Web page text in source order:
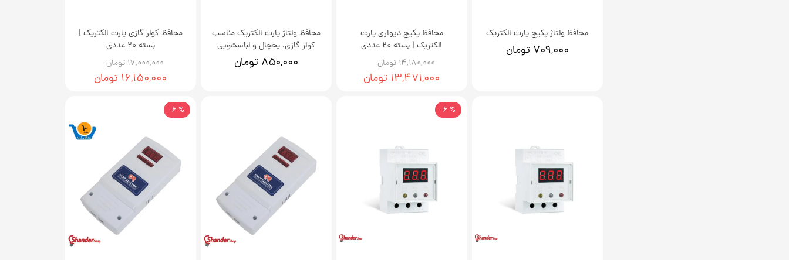
محافظ ولتاژ پکیج پارت الکتریک
۷۰۹,۰۰۰ تومان
محافظ پکیج دیواری پارت
الکتریک | بسته 20 عددی
۱۴,۱۸۰,۰۰۰ تومان
۱۳,۴۷۱,۰۰۰ تومان
محافظ ولتاژ پارت الکتریک مناسب
کولر گازی، یخچال و لباسشویی
۸۵۰,۰۰۰ تومان
محافظ کولر گازی پارت الکتریک |
بسته 20 عددی
۱۷,۰۰۰,۰۰۰ تومان
۱۶,۱۵۰,۰۰۰ تومان
% 6-
% 6-